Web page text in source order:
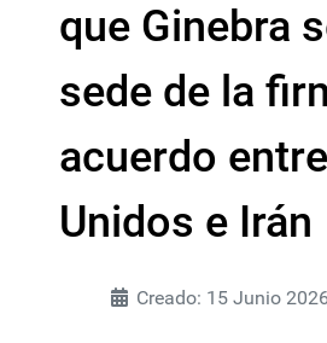
que Ginebra
sede de la
acuerdo
Unidos e Irán
Creado: 15 Junio